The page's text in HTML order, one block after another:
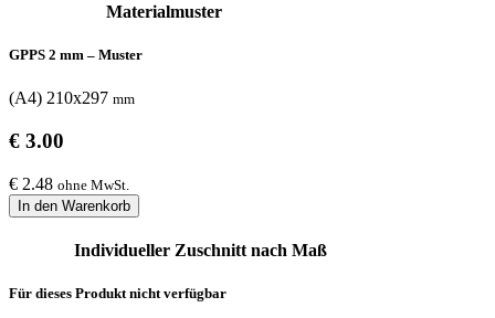
Materialmuster
GPPS 2 mm – Muster
(A4) 210x297 mm
€ 3.00
€ 2.48 ohne MwSt.
In den Warenkorb
Individueller Zuschnitt nach Maß
Für dieses Produkt nicht verfügbar